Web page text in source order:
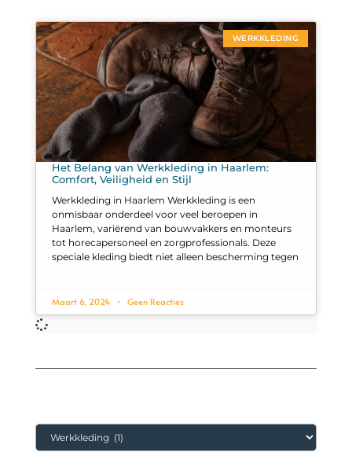
WERKKLEDING
Het Belang van Werkkleding in Haarlem:
Comfort, Veiligheid en Stijl
Werkkleding in Haarlem Werkkleding is een
onmisbaar onderdeel voor veel beroepen in
Haarlem, variërend van bouwvakkers en monteurs
tot horecapersoneel en zorgprofessionals. Deze
speciale kleding biedt niet alleen bescherming tegen
Maart 6, 2024 Geen Reacties